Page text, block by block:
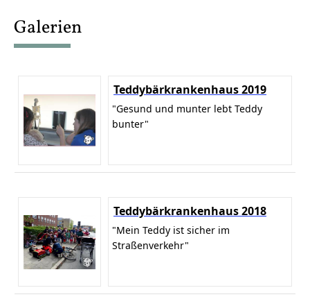
Galerien
Teddybärkrankenhaus 2019
"Gesund und munter lebt Teddy
bunter"
Teddybärkrankenhaus 2018
"Mein Teddy ist sicher im
Straßenverkehr"